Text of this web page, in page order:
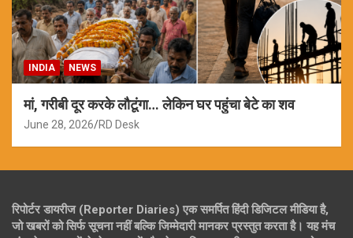
INDIA NEWS
मां, गरीबी दूर करके लौटूंगा… लेकिन घर पहुंचा बेटे का शव
June 28, 2026 RD Desk
रिपोर्टर डायरीज (Reporter Diaries) एक समर्पित हिंदी डिजिटल मीडिया है,
जो खबरों को सिर्फ सूचना नहीं बल्कि जिम्मेदारी मानकर प्रस्तुत करता है। यह मंच